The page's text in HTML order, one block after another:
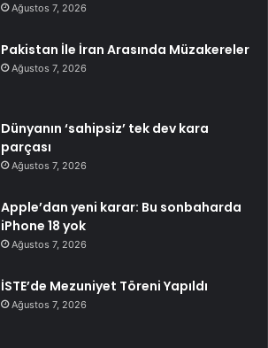
Ağustos 7, 2026
Pakistan İle İran Arasında Müzakereler
Ağustos 7, 2026
Dünyanın ‘sahipsiz’ tek dev kara
parçası
Ağustos 7, 2026
Apple’dan yeni karar: Bu sonbaharda
iPhone 18 yok
Ağustos 7, 2026
İSTE’de Mezuniyet Töreni Yapıldı
Ağustos 7, 2026